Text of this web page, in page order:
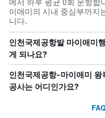
values.
Range:
0
to
3600000.
에서 하루 평균 0회 운항합
이애미의 시내 중심부까지
니다.
인천국제공항발 마이애미
게 되나요?
인천국제공항-마이애미 왕
공사는 어디인가요?